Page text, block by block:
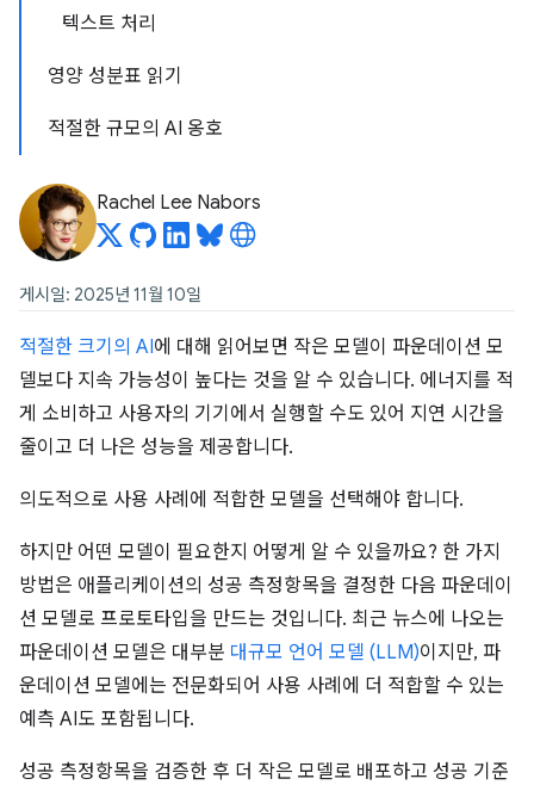
텍스트 처리
영양 성분표 읽기
적절한 규모의 AI 옹호
Rachel Lee Nabors
게시일: 2025년 11월 10일
적절한 크기의 AI에 대해 읽어보면 작은 모델이 파운데이션 모
델보다 지속 가능성이 높다는 것을 알 수 있습니다. 에너지를 적
게 소비하고 사용자의 기기에서 실행할 수도 있어 지연 시간을
줄이고 더 나은 성능을 제공합니다.
의도적으로 사용 사례에 적합한 모델을 선택해야 합니다.
하지만 어떤 모델이 필요한지 어떻게 알 수 있을까요? 한 가지
방법은 애플리케이션의 성공 측정항목을 결정한 다음 파운데이
션 모델로 프로토타입을 만드는 것입니다. 최근 뉴스에 나오는
파운데이션 모델은 대부분 대규모 언어 모델 (LLM)이지만, 파
운데이션 모델에는 전문화되어 사용 사례에 더 적합할 수 있는
예측 AI도 포함됩니다.
성공 측정항목을 검증한 후 더 작은 모델로 배포하고 성공 기준